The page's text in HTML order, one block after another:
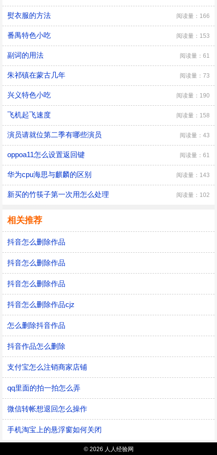
熨衣服的方法 阅读量：166
番禺特色小吃 阅读量：153
副词的用法 阅读量：61
朱祁镇在蒙古几年 阅读量：73
兴义特色小吃 阅读量：190
飞机起飞速度 阅读量：158
演员请就位第二季有哪些演员 阅读量：43
oppoa11怎么设置返回键 阅读量：61
华为cpu海思与麒麟的区别 阅读量：143
新买的竹筷子第一次用怎么处理 阅读量：102
相关推荐
抖音怎么删除作品
抖音怎么删除作品
抖音怎么删除作品
抖音怎么删除作品cjz
怎么删除抖音作品
抖音作品怎么删除
支付宝怎么注销商家店铺
qq里面的拍一拍怎么弄
微信转帐想退回怎么操作
手机淘宝上的悬浮窗如何关闭
© 2026 人人经验网